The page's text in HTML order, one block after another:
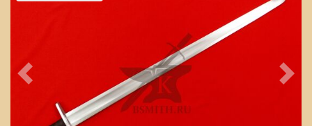
Предыдущее